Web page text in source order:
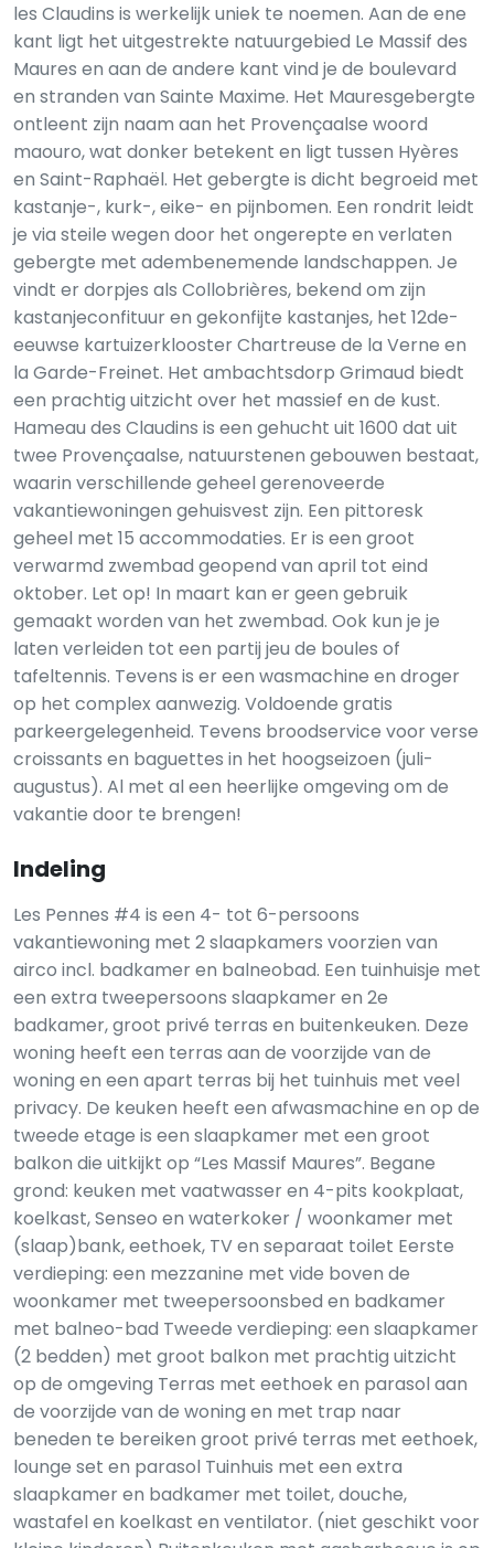
les Claudins is werkelijk uniek te noemen. Aan de ene
kant ligt het uitgestrekte natuurgebied Le Massif des
Maures en aan de andere kant vind je de boulevard
en stranden van Sainte Maxime. Het Mauresgebergte
ontleent zijn naam aan het Provençaalse woord
maouro, wat donker betekent en ligt tussen Hyères
en Saint-Raphaël. Het gebergte is dicht begroeid met
kastanje-, kurk-, eike- en pijnbomen. Een rondrit leidt
je via steile wegen door het ongerepte en verlaten
gebergte met adembenemende landschappen. Je
vindt er dorpjes als Collobrières, bekend om zijn
kastanjeconfituur en gekonfijte kastanjes, het 12de-
eeuwse kartuizerklooster Chartreuse de la Verne en
la Garde-Freinet. Het ambachtsdorp Grimaud biedt
een prachtig uitzicht over het massief en de kust.
Hameau des Claudins is een gehucht uit 1600 dat uit
twee Provençaalse, natuurstenen gebouwen bestaat,
waarin verschillende geheel gerenoveerde
vakantiewoningen gehuisvest zijn. Een pittoresk
geheel met 15 accommodaties. Er is een groot
verwarmd zwembad geopend van april tot eind
oktober. Let op! In maart kan er geen gebruik
gemaakt worden van het zwembad. Ook kun je je
laten verleiden tot een partij jeu de boules of
tafeltennis. Tevens is er een wasmachine en droger
op het complex aanwezig. Voldoende gratis
parkeergelegenheid. Tevens broodservice voor verse
croissants en baguettes in het hoogseizoen (juli-
augustus). Al met al een heerlijke omgeving om de
vakantie door te brengen!
Indeling
Les Pennes #4 is een 4- tot 6-persoons
vakantiewoning met 2 slaapkamers voorzien van
airco incl. badkamer en balneobad. Een tuinhuisje met
een extra tweepersoons slaapkamer en 2e
badkamer, groot privé terras en buitenkeuken. Deze
woning heeft een terras aan de voorzijde van de
woning en een apart terras bij het tuinhuis met veel
privacy. De keuken heeft een afwasmachine en op de
tweede etage is een slaapkamer met een groot
balkon die uitkijkt op “Les Massif Maures”. Begane
grond: keuken met vaatwasser en 4-pits kookplaat,
koelkast, Senseo en waterkoker / woonkamer met
(slaap)bank, eethoek, TV en separaat toilet Eerste
verdieping: een mezzanine met vide boven de
woonkamer met tweepersoonsbed en badkamer
met balneo-bad Tweede verdieping: een slaapkamer
(2 bedden) met groot balkon met prachtig uitzicht
op de omgeving Terras met eethoek en parasol aan
de voorzijde van de woning en met trap naar
beneden te bereiken groot privé terras met eethoek,
lounge set en parasol Tuinhuis met een extra
slaapkamer en badkamer met toilet, douche,
wastafel en koelkast en ventilator. (niet geschikt voor